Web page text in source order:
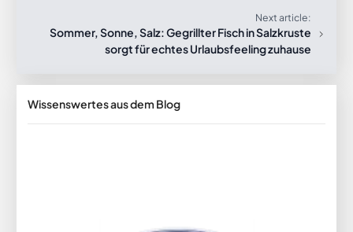
Next article:
Sommer, Sonne, Salz: Gegrillter Fisch in Salzkruste
sorgt für echtes Urlaubsfeeling zuhause
Wissenswertes aus dem Blog